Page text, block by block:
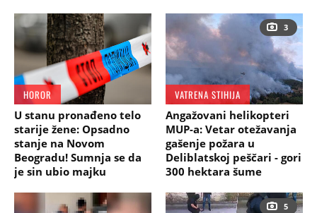
HOROR
U stanu pronađeno telo
starije žene: Opsadno
stanje na Novom
Beogradu! Sumnja se da
je sin ubio majku
3
VATRENA STIHIJA
Angažovani helikopteri
MUP-a: Vetar otežavanja
gašenje požara u
Deliblatskoj peščari - gori
300 hektara šume
5